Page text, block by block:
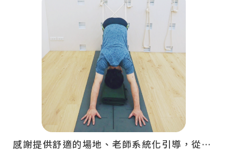
感謝提供舒適的場地、老師系統化引導，從而改善長久以來的錯誤習性所導致的身體傷害 - 祥寧瑜伽協會